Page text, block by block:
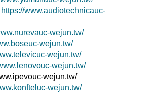
https://www.audiotechnicauc-
wejun.tw/
wejun.tw/
wejun.tw/
wejun.tw/
wejun.tw/
wejun.tw/